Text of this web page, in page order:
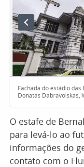
Fachada do estádio
Donatas Dabravolskas,
O estafe de
para levá-lo ao
informações do
contato com o